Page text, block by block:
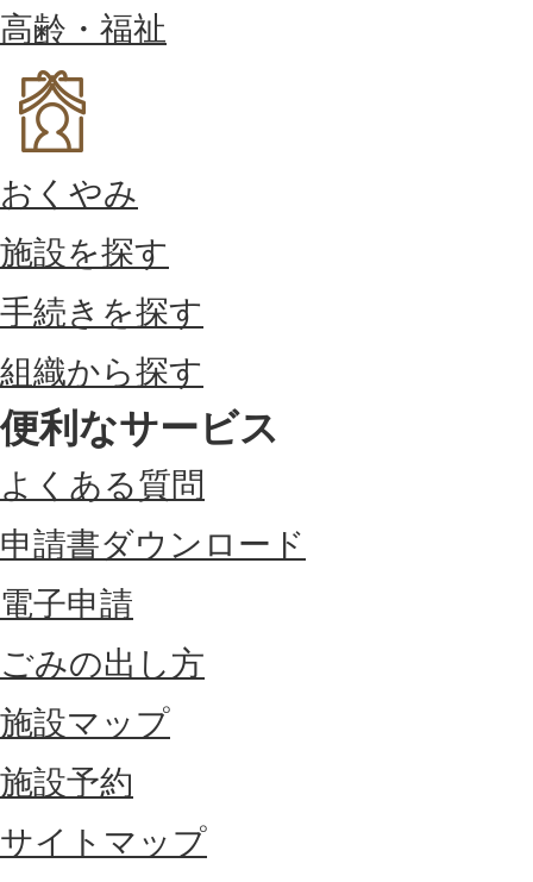
高齢・福祉
おくやみ
施設を探す
手続きを探す
組織から探す
便利なサービス
よくある質問
申請書ダウンロード
電子申請
ごみの出し方
施設マップ
施設予約
サイトマップ